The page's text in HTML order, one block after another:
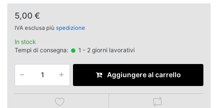
5,00 €
IVA esclusa più spedizione
In stock
Tempi di consegna:
1 - 2 giorni lavorativi
Aggiungere al carrello